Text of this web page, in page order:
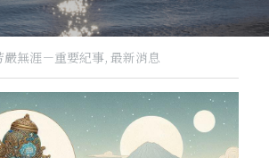
山之間
初始
，兩個旅人
（書目/序/評論）
報導/評論/學術研究）
息・活動
程・共修
觀、禪觀
藏之美
嚴無涯－重要紀事,最新消息